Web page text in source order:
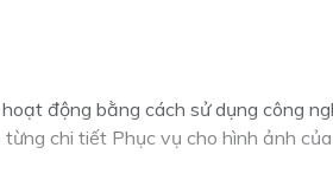
động bằng cách sử dụng công
chi tiết Phục vụ cho hình ảnh